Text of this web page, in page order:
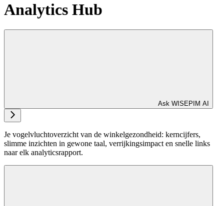
Analytics Hub
Ask WISEPIM AI
Je vogelvluchtoverzicht van de winkelgezondheid: kerncijfers,
slimme inzichten in gewone taal, verrijkingsimpact en snelle links
naar elk analyticsrapport.